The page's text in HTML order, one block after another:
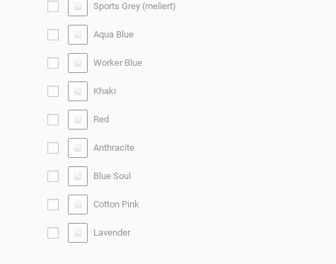
Sports Grey (meliert)
Aqua Blue
Worker Blue
Khaki
Red
Anthracite
Blue Soul
Cotton Pink
Lavender